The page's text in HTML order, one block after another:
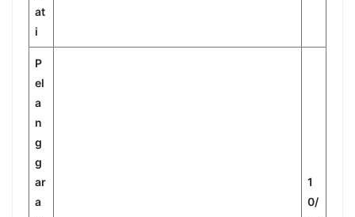
at
i
P
el
a
n
g
g
ar
a
1
0/